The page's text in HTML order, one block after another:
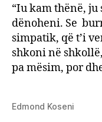
“Iu kam thënë,
dënoheni. Se
simpatik, që t’i
shkoni në
pa mësim, por
Edmond Koseni